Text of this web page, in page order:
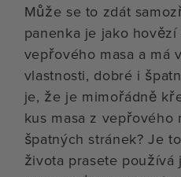
Může se to zdát
panenka je jako
vepřového masa a má
vlastnosti, dobré i
je, že je mimořádně
kus masa z vepřového
špatných stránek? Je
života prasete